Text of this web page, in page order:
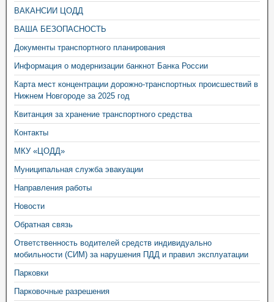
ВАКАНСИИ ЦОДД
ВАША БЕЗОПАСНОСТЬ
Документы транспортного планирования
Информация о модернизации банкнот Банка России
Карта мест концентрации дорожно-транспортных происшествий в
Нижнем Новгороде за 2025 год
Квитанция за хранение транспортного средства
Контакты
МКУ «ЦОДД»
Муниципальная служба эвакуации
Направления работы
Новости
Обратная связь
Ответственность водителей средств индивидуально
мобильности (СИМ) за нарушения ПДД и правил эксплуатации
Парковки
Парковочные разрешения